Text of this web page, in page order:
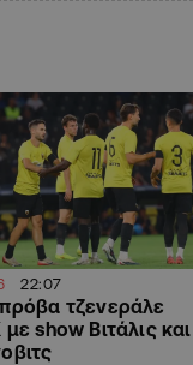
22:07
τζενεράλε
show Βιτάλις και